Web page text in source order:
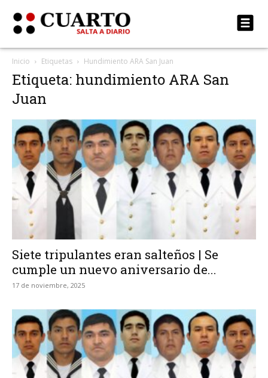
Inicio Etiquetas Hundimiento ARA San Juan
Etiqueta: hundimiento ARA San
Juan
Siete tripulantes eran salteños | Se
cumple un nuevo aniversario de...
17 de noviembre, 2025